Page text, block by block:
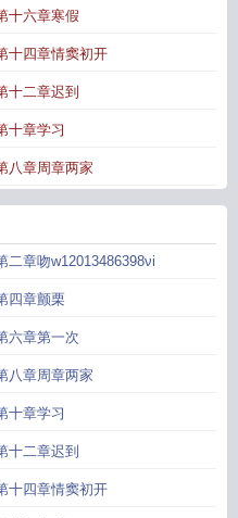
周晓梦是什么意思
十六章寒假
十四章情窦初开
十二章迟到
十章学习
八章周章两家
二章吻w12013486398νi
四章颤栗
六章第一次
八章周章两家
十章学习
十二章迟到
十四章情窦初开